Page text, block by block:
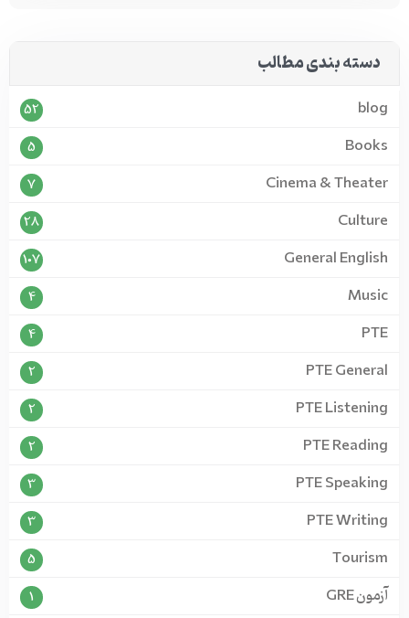
دسته بندی مطالب
blog
52
Books
5
Cinema & Theater
7
Culture
28
General English
107
Music
4
PTE
4
PTE General
2
PTE Listening
2
PTE Reading
2
PTE Speaking
3
PTE Writing
3
Tourism
5
آزمون GRE 1